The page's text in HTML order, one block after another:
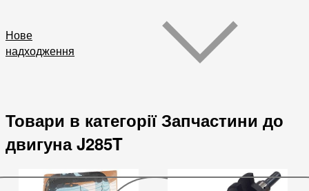
Нове
надходження
Товари в категорії Запчастини до
двигуна J285T